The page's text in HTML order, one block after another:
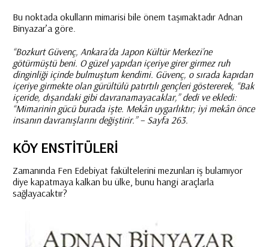
Bu noktada okulların mimarisi bile önem taşımaktadır Adnan
Binyazar’a göre.
“Bozkurt Güvenç, Ankara’da Japon Kültür Merkezi’ne
götürmüştü beni. O güzel yapıdan içeriye girer girmez ruh
dinginliği içinde bulmuştum kendimi. Güvenç, o sırada kapıdan
içeriye girmekte olan gürültülü patırtılı gençleri göstererek, “Bak
içeride, dışarıdaki gibi davranamayacaklar,” dedi ve ekledi:
“Mimarinin gücü burada işte. Mekân uygarlıktır; iyi mekân önce
insanın davranışlarını değiştirir.” – Sayfa 263.
KÖY ENSTİTÜLERİ
Zamanında Fen Edebiyat fakültelerini mezunları iş bulamıyor
diye kapatmaya kalkan bu ülke, bunu hangi araçlarla
sağlayacaktır?